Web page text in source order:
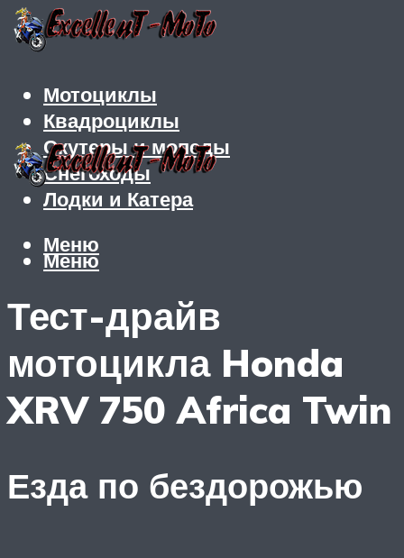
Мотоциклы
Квадроциклы
Скутеры и мопеды
Снегоходы
Лодки и Катера
Меню
Меню
Тест-драйв
мотоцикла Honda
XRV 750 Africa Twin
Езда по бездорожью